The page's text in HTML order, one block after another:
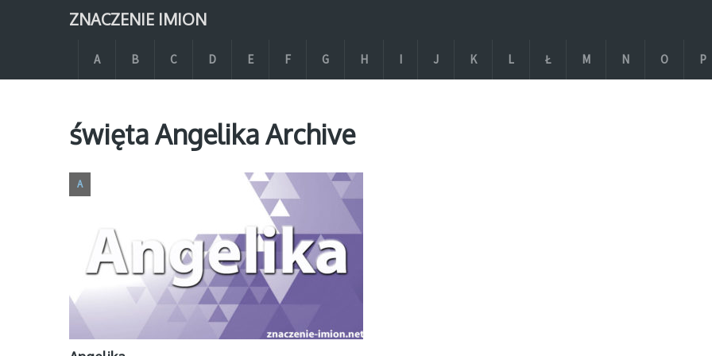
ZNACZENIE IMION
A B C D E F G H I J K L Ł M N O P
święta Angelika Archive
A